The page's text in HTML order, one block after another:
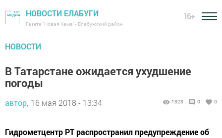
НОВОСТИ ЕЛАБУГИ
Газета "Новая Кама" - Елабужский район
16+
НОВОСТИ
В Татарстане ожидается ухудшение
погоды
автор, 16 мая 2018 - 13:34 1323 0 0
Гидрометцентр РТ распространил предупреждение об